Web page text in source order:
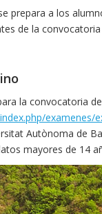
prepara a los
de la
la convocatoria
examenes/
Autònoma de
mayores de 14